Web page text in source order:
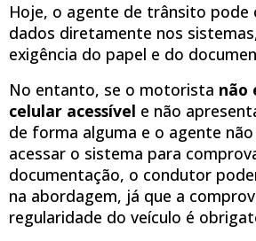
Hoje, o agente de trânsito pode
dados diretamente nos
exigência do papel e do
No entanto, se o motorista não
celular acessível e não
de forma alguma e o agente
acessar o sistema para
documentação, o condutor
na abordagem, já que a
regularidade do veículo é